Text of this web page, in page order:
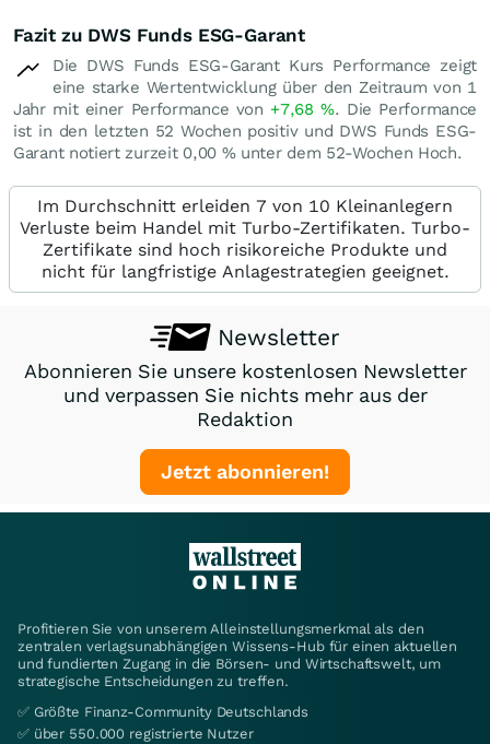
Fazit zu DWS Funds ESG-Garant
Die DWS Funds ESG-Garant Kurs Performance zeigt
eine starke Wertentwicklung über den Zeitraum von 1
Jahr mit einer Performance von +7,68%. Die Performance
ist in den letzten 52 Wochen positiv und DWS Funds ESG-
Garant notiert zurzeit 0,00 %unter dem 52-Wochen Hoch.
Im Durchschnitt erleiden 7 von 10 Kleinanlegern
Verluste beim Handel mit Turbo-Zertifikaten. Turbo-
Zertifikate sind hoch risikoreiche Produkte und
nicht für langfristige Anlagestrategien geeignet.
Newsletter
Abonnieren Sie unsere kostenlosen Newsletter
und verpassen Sie nichts mehr aus der
Redaktion
Jetzt abonnieren!
Profitieren Sie von unserem Alleinstellungsmerkmal als den
zentralen verlagsunabhängigen Wissens-Hub für einen aktuellen
und fundierten Zugang in die Börsen- und Wirtschaftswelt, um
strategische Entscheidungen zu treffen.
✅ Größte Finanz-Community Deutschlands
✅ über 550.000 registrierte Nutzer